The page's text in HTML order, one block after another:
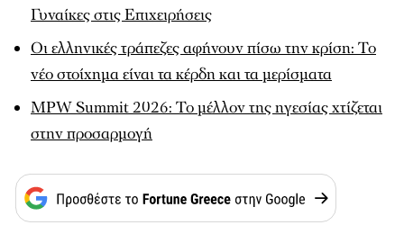
Γυναίκες στις Επιχειρήσεις
Οι ελληνικές τράπεζες αφήνουν πίσω την κρίση: Το
νέο στοίχημα είναι τα κέρδη και τα μερίσματα
MPW Summit 2026: Το μέλλον της ηγεσίας χτίζεται
στην προσαρμογή